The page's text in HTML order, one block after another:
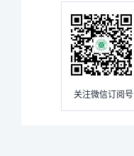
关注微信订阅号